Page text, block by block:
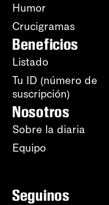
Humor
Crucigramas
Beneficios
Listado
Tu ID (número de
suscripción)
Nosotros
Sobre la diaria
Equipo
Seguinos